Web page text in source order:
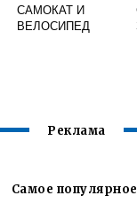
САМОКАТ И
ВЕЛОСИПЕД
Реклама
Самое